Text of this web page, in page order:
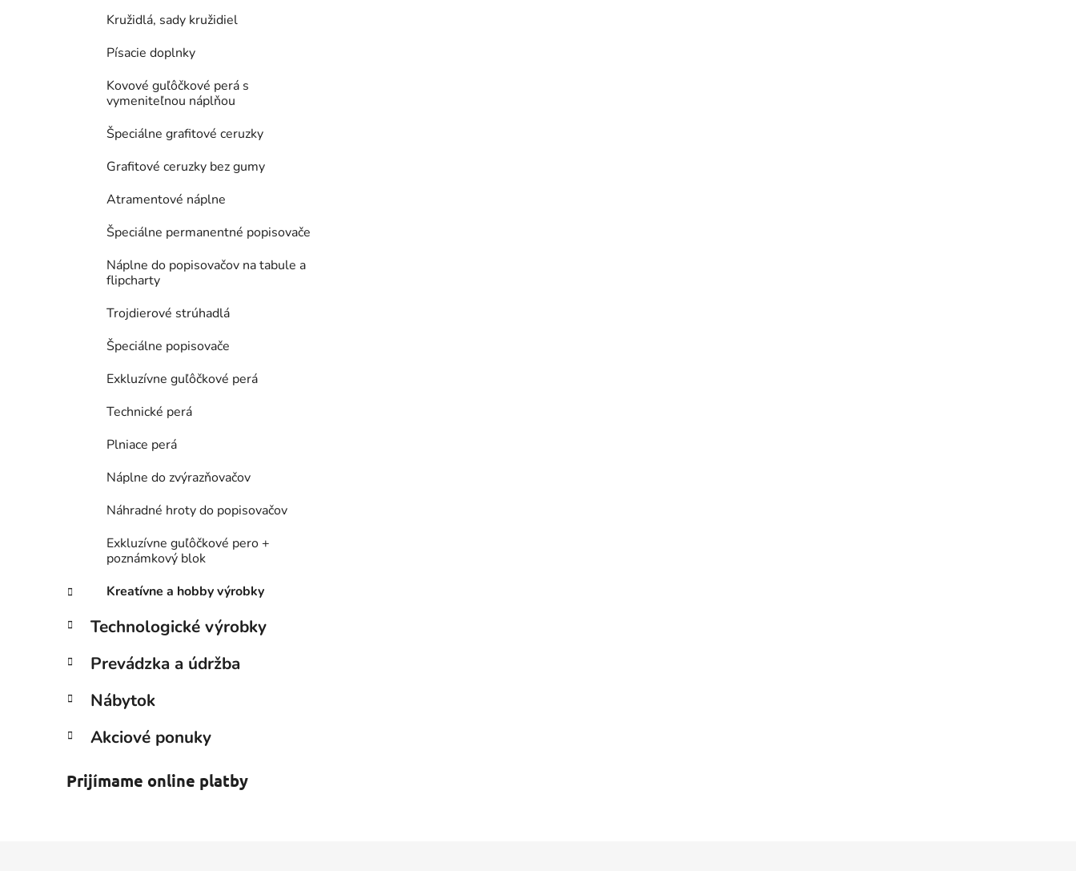
Kružidlá, sady kružidiel
Písacie doplnky
Kovové guľôčkové perá s
vymeniteľnou náplňou
Špeciálne grafitové ceruzky
Grafitové ceruzky bez gumy
Atramentové náplne
Špeciálne permanentné popisovače
Náplne do popisovačov na tabule a
flipcharty
Trojdierové strúhadlá
Špeciálne popisovače
Exkluzívne guľôčkové perá
Technické perá
Plniace perá
Náplne do zvýrazňovačov
Náhradné hroty do popisovačov
Exkluzívne guľôčkové pero +
poznámkový blok
Kreatívne a hobby výrobky
Technologické výrobky
Prevádzka a údržba
Nábytok
Akciové ponuky
Prijímame online platby